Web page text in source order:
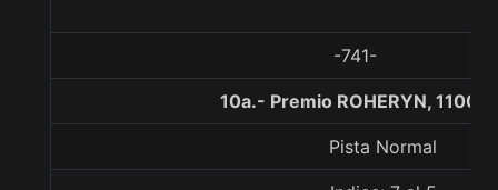
-741-
10a.- Premio ROHERYN, 1100
Pista Normal